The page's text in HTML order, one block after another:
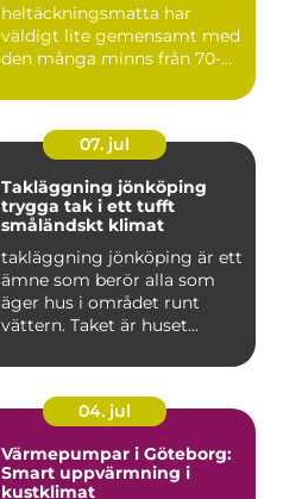
heltäckningsmatta har
väldigt lite gemensamt med
den många minns från 70-
07. jul
Takläggning jönköping
trygga tak i ett tufft
småländskt klimat
takläggning jönköping är ett
ämne som berör alla som
äger hus i området runt
vättern. Taket är huset...
04. jul
Värmepumpar i Göteborg:
Smart uppvärmning i
kustklimat